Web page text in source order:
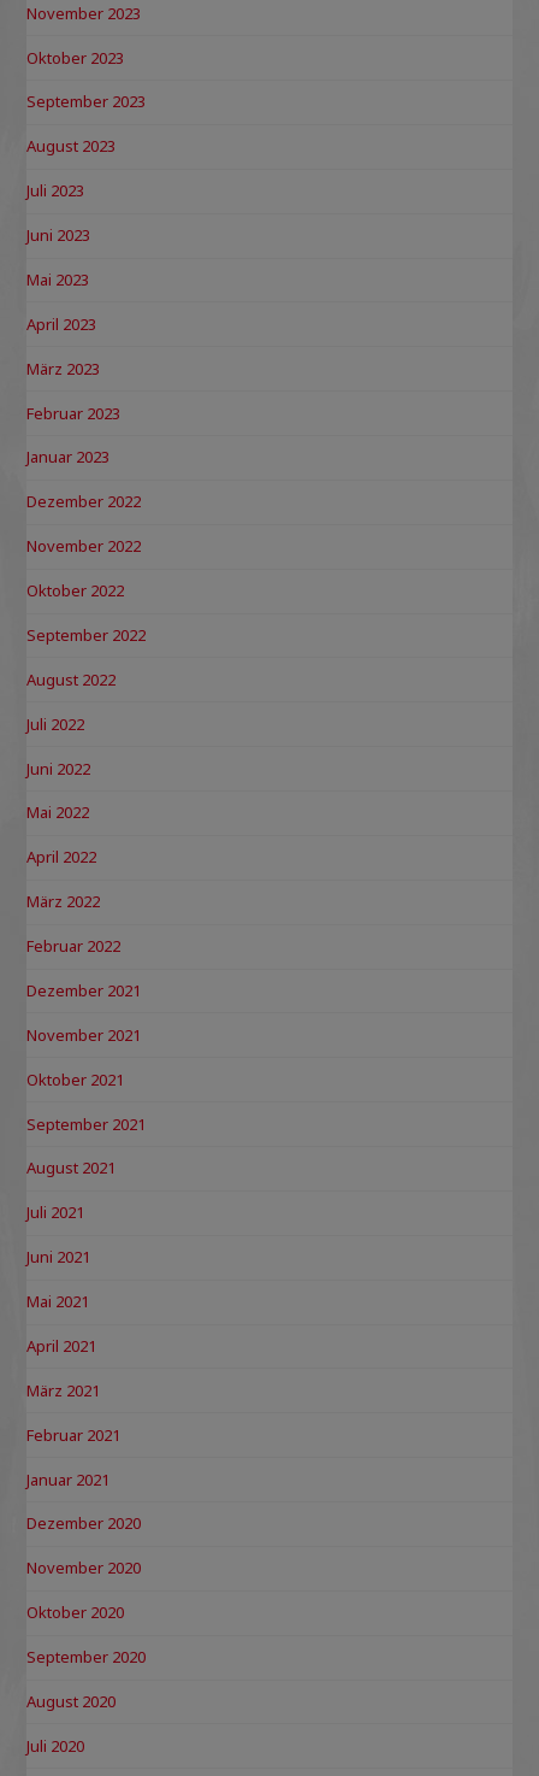
November 2023
Oktober 2023
September 2023
August 2023
Juli 2023
Juni 2023
Mai 2023
April 2023
März 2023
Februar 2023
Januar 2023
Dezember 2022
November 2022
Oktober 2022
September 2022
August 2022
Juli 2022
Juni 2022
Mai 2022
April 2022
März 2022
Februar 2022
Dezember 2021
November 2021
Oktober 2021
September 2021
August 2021
Juli 2021
Juni 2021
Mai 2021
April 2021
März 2021
Februar 2021
Januar 2021
Dezember 2020
November 2020
Oktober 2020
September 2020
August 2020
Juli 2020